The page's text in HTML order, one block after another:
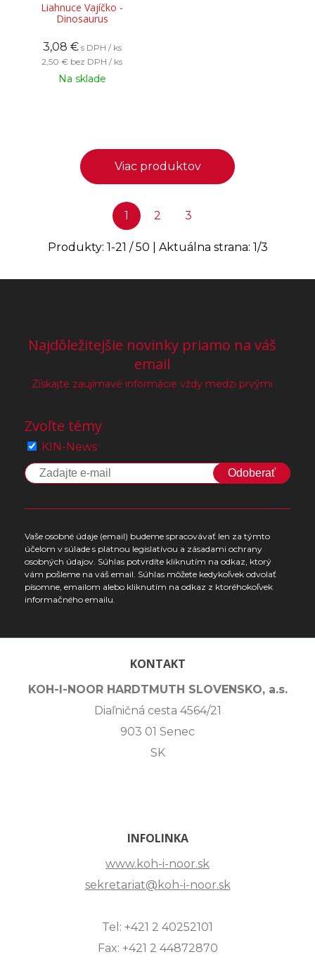
Liahnuce Vajíčko -
Dinosaurus
3,08 € s DPH / ks
2,50 € bez DPH / ks
Na sklade
Viac produktov
1 2 3
Produkty: 1-21 /50 | Aktuálna strana: 1/3
Najdôležitejšie novinky priamo na váš
email
Získajte zaujímavé informácie vždy medzi prvými
Zvoľte témy
KIN-News
Odoberať
Vaše osobné údaje (email) budeme spracovávať len za týmto
účelom v súlade s platnou legislatívou a zásadami ochrany
osobných údajov. Súhlas potvrdíte kliknutím na odkaz, ktorý
vám pošleme na váš email. Súhlas môžete kedykoľvek odvolať
písomne, emailom alebo kliknutím na odkaz z ktoréhokoľvek
informačného emailu.
KONTAKT
KOH-I-NOOR HARDTMUTH SLOVENSKO, a.s.
Diaľničná cesta 4564/21
903 01 Senec
SK
INFOLINKA
www.koh-i-noor.sk
sekretariat@koh-i-noor.sk
Tel: +421 2 40252101
Fax: +421 2 44872870